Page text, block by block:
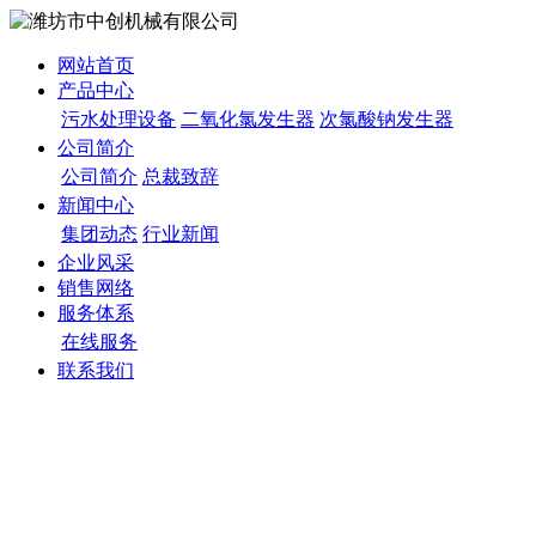
网站首页
产品中心
污水处理设备 二氧化氯发生器 次氯酸钠发生器
公司简介
公司简介 总裁致辞
新闻中心
集团动态 行业新闻
企业风采
销售网络
服务体系
在线服务
联系我们